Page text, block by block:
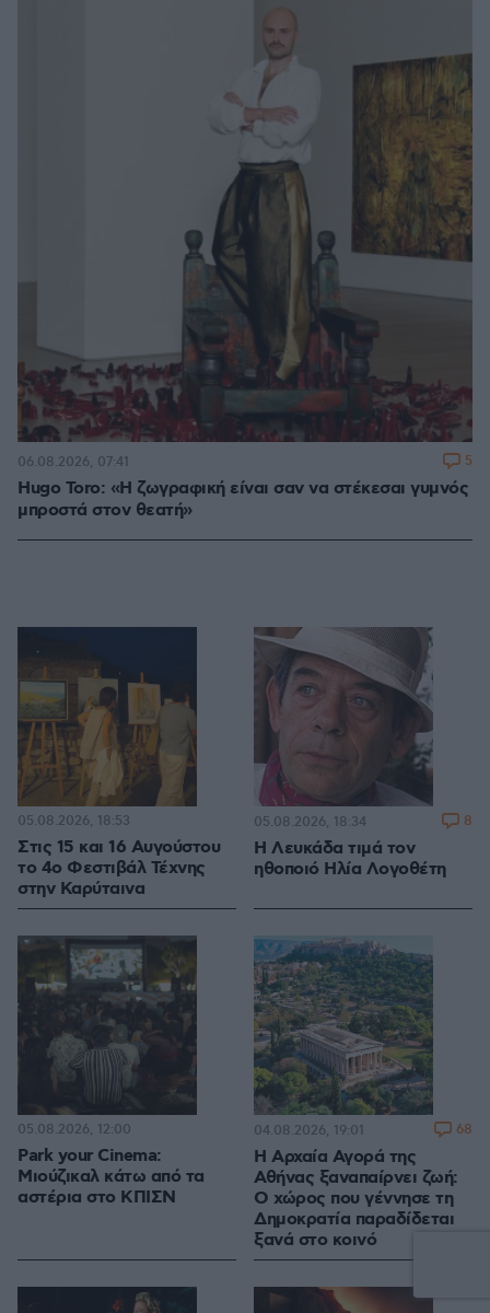
Hugo Toro: «Η ζωγραφική είναι σαν να στέκεσαι γυμνός
μπροστά στον θεατή»
06.08.2026, 07:41 5
Στις 15 και 16 Αυγούστου
το 4ο Φεστιβάλ Τέχνης
στην Καρύταινα
05.08.2026, 18:53
Η Λευκάδα τιμά τον
ηθοποιό Ηλία Λογοθέτη
05.08.2026, 18:34 8
Park your Cinema:
Μιούζικαλ κάτω από τα
αστέρια στο ΚΠΙΣΝ
05.08.2026, 12:00
Η Αρχαία Αγορά της
Αθήνας ξαναπαίρνει ζωή:
Ο χώρος που γέννησε τη
Δημοκρατία παραδίδεται
ξανά στο κοινό
04.08.2026, 19:01 68